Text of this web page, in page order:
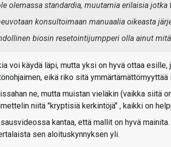
olemassa standardia, muutamia erilaisia
konsultoimaan manuaalia oikeasta
biosin resetointijumpperi olla ainut
voi käydä läpi, mutta yksi on hyvä ottaa
eikä riko sitä
ne, mutta muistan vieläkin (vaikka siitä
niitä "kryptisiä kerkintöjä" , kaikki on
kantaa, että mallit on hyvä
sen aloituskynnyksen yli.